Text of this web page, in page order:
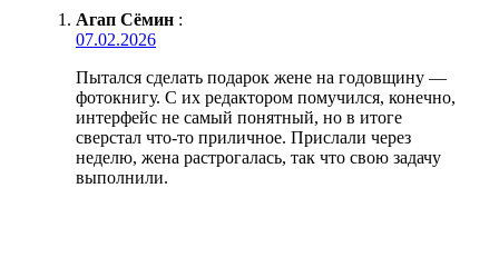
Агап Сёмин :
07.02.2026
Пытался сделать подарок жене на годовщину —
фотокнигу. С их редактором помучился, конечно,
интерфейс не самый понятный, но в итоге
сверстал что-то приличное. Прислали через
неделю, жена растрогалась, так что свою задачу
выполнили.